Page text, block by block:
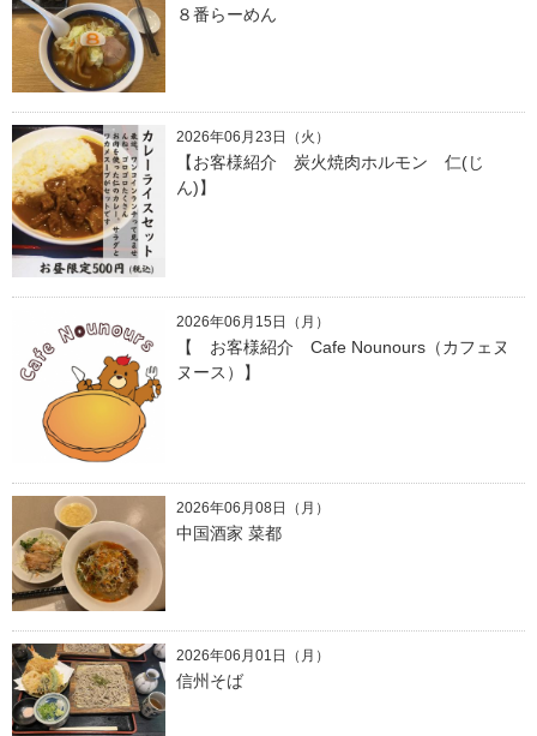
８番らーめん
2026年06月23日（火）
【お客様紹介 炭火焼肉ホルモン 仁(じ
ん)】
2026年06月15日（月）
【 お客様紹介 Cafe Nounours（カフェヌ
ヌース）】
2026年06月08日（月）
中国酒家 菜都
2026年06月01日（月）
信州そば